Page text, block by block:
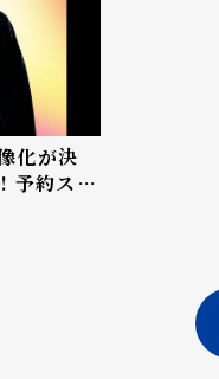
化が決
予約スタ